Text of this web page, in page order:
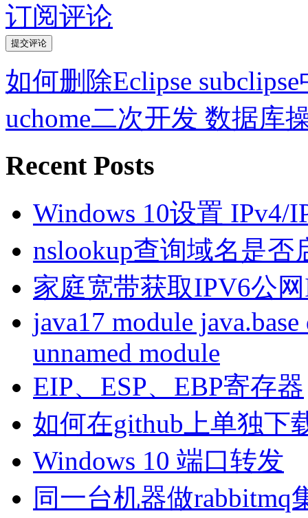
订阅评论
如何删除Eclipse
uchome二次开发 数据库
Recent Posts
Windows 10设置 IPv4/
nslookup查询域名是否
家庭宽带获取IPV6公
java17 module
unnamed module
EIP、ESP、EBP寄存器
如何在github上单独下
Windows 10 端口转发
同一台机器做rabbitmq